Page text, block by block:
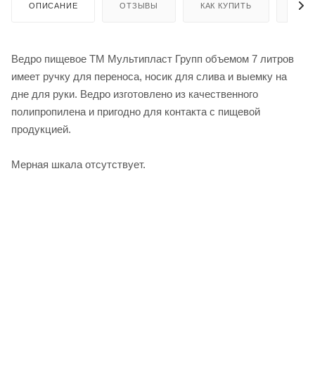
ОПИСАНИЕ ОТЗЫВЫ КАК КУПИТЬ
Ведро пищевое ТМ Мультипласт Групп объемом 7 литров
имеет ручку для переноса, носик для слива и выемку на
дне для руки. Ведро изготовлено из качественного
полипропилена и пригодно для контакта с пищевой
продукцией.
Мерная шкала отсутствует.